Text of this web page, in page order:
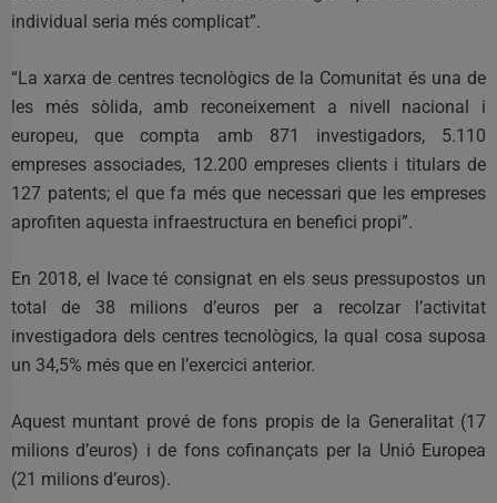
individual seria més complicat”.
“La xarxa de centres tecnològics de la Comunitat és una de
les més sòlida, amb reconeixement a nivell nacional i
europeu, que compta amb 871 investigadors, 5.110
empreses associades, 12.200 empreses clients i titulars de
127 patents; el que fa més que necessari que les empreses
aprofiten aquesta infraestructura en benefici propi”.
En 2018, el Ivace té consignat en els seus pressupostos un
total de 38 milions d’euros per a recolzar l’activitat
investigadora dels centres tecnològics, la qual cosa suposa
un 34,5% més que en l’exercici anterior.
Aquest muntant prové de fons propis de la Generalitat (17
milions d’euros) i de fons cofinançats per la Unió Europea
(21 milions d’euros).